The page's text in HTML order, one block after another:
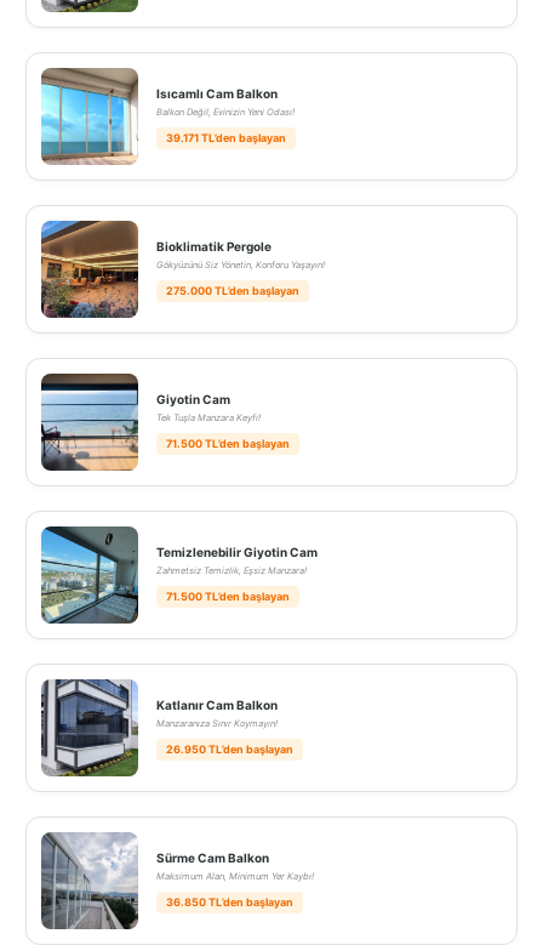
Isıcamlı Cam Balkon
Balkon Değil, Evinizin Yeni Odası!
39.171 TL’den başlayan
Bioklimatik Pergole
Gökyüzünü Siz Yönetin, Konforu Yaşayın!
275.000 TL’den başlayan
Giyotin Cam
Tek Tuşla Manzara Keyfi!
71.500 TL’den başlayan
Temizlenebilir Giyotin Cam
Zahmetsiz Temizlik, Eşsiz Manzara!
71.500 TL’den başlayan
Katlanır Cam Balkon
Manzaranıza Sınır Koymayın!
26.950 TL’den başlayan
Sürme Cam Balkon
Maksimum Alan, Minimum Yer Kaybı!
36.850 TL’den başlayan